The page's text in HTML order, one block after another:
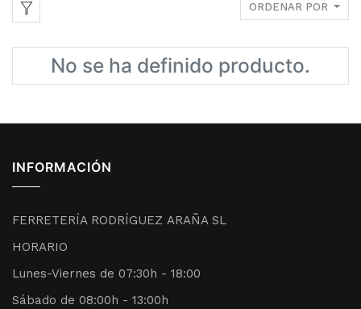
ORDENAR POR
No se ha definido producto.
INFORMACIÓN
FERRETERÍA RODRÍGUEZ ARAÑA SL
HORARIO
Lunes-Viernes de 07:30h - 18:00
Sábado de 08:00h - 13:00h